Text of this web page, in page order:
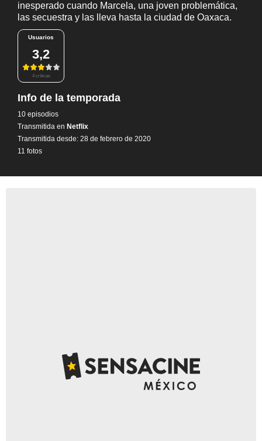
inesperado cuando Marcela, una joven problemática,
las secuestra y las lleva hasta la ciudad de Oaxaca.
Usuarios
3,2
4 críticas
Info de la temporada
10 episodios
Transmitida en Netflix
Transmitida desde: 28 de febrero de 2020
11 fotos